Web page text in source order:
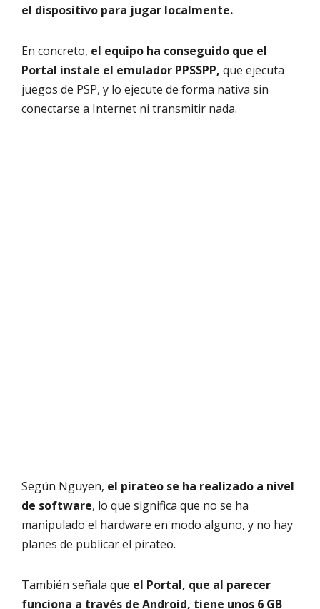
el dispositivo para jugar localmente.
En concreto, el equipo ha conseguido que el
Portal instale el emulador PPSSPP, que ejecuta
juegos de PSP, y lo ejecute de forma nativa sin
conectarse a Internet ni transmitir nada.
Según Nguyen, el pirateo se ha realizado a nivel
de software, lo que significa que no se ha
manipulado el hardware en modo alguno, y no hay
planes de publicar el pirateo.
También señala que el Portal, que al parecer
funciona a través de Android, tiene unos 6 GB